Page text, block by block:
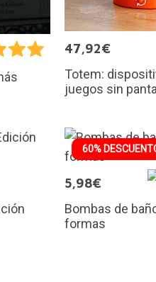
47,92€
Totem:
juegos sin
60%
5,98€
Bombas de
formas